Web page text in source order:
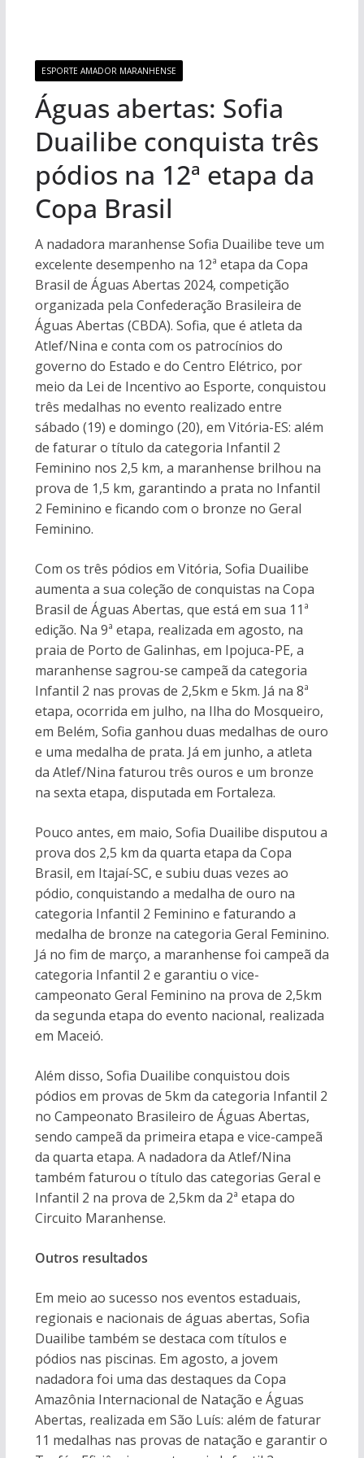
ESPORTE AMADOR MARANHENSE
Águas abertas: Sofia
Duailibe conquista três
pódios na 12ª etapa da
Copa Brasil
A nadadora maranhense Sofia Duailibe teve um
excelente desempenho na 12ª etapa da Copa
Brasil de Águas Abertas 2024, competição
organizada pela Confederação Brasileira de
Águas Abertas (CBDA). Sofia, que é atleta da
Atlef/Nina e conta com os patrocínios do
governo do Estado e do Centro Elétrico, por
meio da Lei de Incentivo ao Esporte, conquistou
três medalhas no evento realizado entre
sábado (19) e domingo (20), em Vitória-ES: além
de faturar o título da categoria Infantil 2
Feminino nos 2,5 km, a maranhense brilhou na
prova de 1,5 km, garantindo a prata no Infantil
2 Feminino e ficando com o bronze no Geral
Feminino.
Com os três pódios em Vitória, Sofia Duailibe
aumenta a sua coleção de conquistas na Copa
Brasil de Águas Abertas, que está em sua 11ª
edição. Na 9ª etapa, realizada em agosto, na
praia de Porto de Galinhas, em Ipojuca-PE, a
maranhense sagrou-se campeã da categoria
Infantil 2 nas provas de 2,5km e 5km. Já na 8ª
etapa, ocorrida em julho, na Ilha do Mosqueiro,
em Belém, Sofia ganhou duas medalhas de ouro
e uma medalha de prata. Já em junho, a atleta
da Atlef/Nina faturou três ouros e um bronze
na sexta etapa, disputada em Fortaleza.
Pouco antes, em maio, Sofia Duailibe disputou a
prova dos 2,5 km da quarta etapa da Copa
Brasil, em Itajaí-SC, e subiu duas vezes ao
pódio, conquistando a medalha de ouro na
categoria Infantil 2 Feminino e faturando a
medalha de bronze na categoria Geral Feminino.
Já no fim de março, a maranhense foi campeã da
categoria Infantil 2 e garantiu o vice-
campeonato Geral Feminino na prova de 2,5km
da segunda etapa do evento nacional, realizada
em Maceió.
Além disso, Sofia Duailibe conquistou dois
pódios em provas de 5km da categoria Infantil 2
no Campeonato Brasileiro de Águas Abertas,
sendo campeã da primeira etapa e vice-campeã
da quarta etapa. A nadadora da Atlef/Nina
também faturou o título das categorias Geral e
Infantil 2 na prova de 2,5km da 2ª etapa do
Circuito Maranhense.
Outros resultados
Em meio ao sucesso nos eventos estaduais,
regionais e nacionais de águas abertas, Sofia
Duailibe também se destaca com títulos e
pódios nas piscinas. Em agosto, a jovem
nadadora foi uma das destaques da Copa
Amazônia Internacional de Natação e Águas
Abertas, realizada em São Luís: além de faturar
11 medalhas nas provas de natação e garantir o